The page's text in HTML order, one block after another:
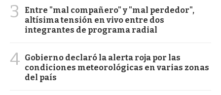
3
Entre "mal compañero" y "mal perdedor",
altísima tensión en vivo entre dos
integrantes de programa radial
4 Gobierno declaró la alerta roja por las
condiciones meteorológicas en varias zonas
del país